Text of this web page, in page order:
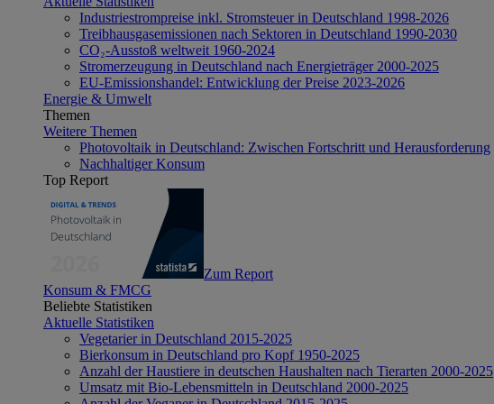
Industriestrompreise inkl. Stromsteuer in Deutschland 1998-2026
Treibhausgasemissionen nach Sektoren in Deutschland 1990-2030
CO₂-Ausstoß weltweit 1960-2024
Stromerzeugung in Deutschland nach Energieträger 2000-2025
EU-Emissionshandel: Entwicklung der Preise 2023-2026
Energie & Umwelt
Themen
Weitere Themen
Photovoltaik in Deutschland: Zwischen Fortschritt und Herausforderung
Nachhaltiger Konsum
Top Report
Zum Report
Konsum & FMCG
Beliebte Statistiken
Aktuelle Statistiken
Vegetarier in Deutschland 2015-2025
Bierkonsum in Deutschland pro Kopf 1950-2025
Anzahl der Haustiere in deutschen Haushalten nach Tierarten 2000-2025
Umsatz mit Bio-Lebensmitteln in Deutschland 2000-2025